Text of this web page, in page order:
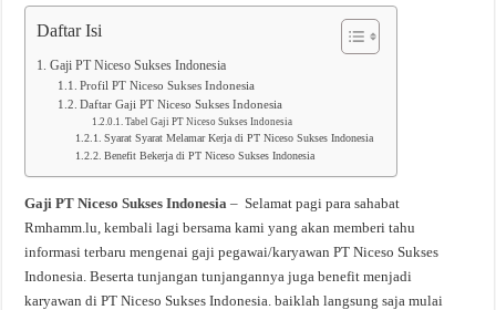
Daftar Isi
Gaji PT Niceso Sukses Indonesia
Profil PT Niceso Sukses Indonesia
Daftar Gaji PT Niceso Sukses Indonesia
Tabel Gaji PT Niceso Sukses Indonesia
Syarat Syarat Melamar Kerja di PT Niceso Sukses Indonesia
Benefit Bekerja di PT Niceso Sukses Indonesia
Gaji PT Niceso Sukses Indonesia– Selamat pagi para sahabat
Rmhamm.lu, kembali lagi bersama kami yang akan memberi tahu
informasi terbaru mengenai gaji pegawai/karyawan PT Niceso Sukses
Indonesia. Beserta tunjangan tunjangannya juga benefit menjadi
karyawan di PT Niceso Sukses Indonesia. baiklah langsung saja mulai